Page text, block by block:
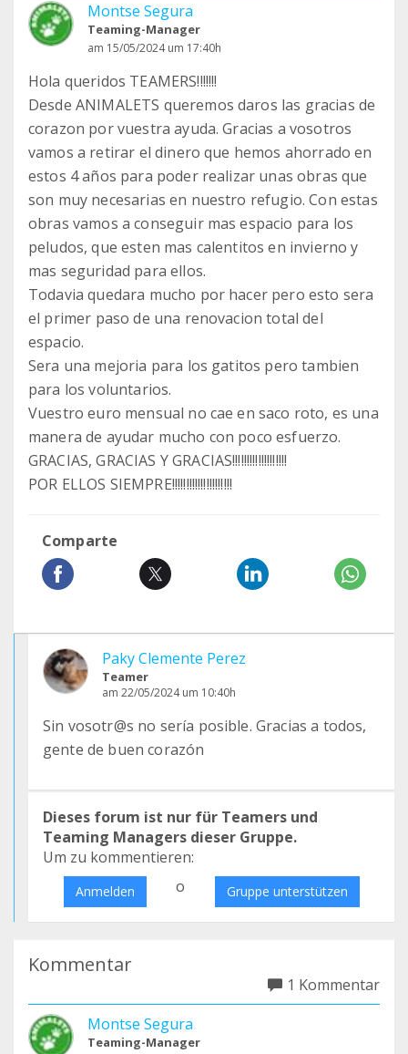
Montse Segura
Teaming-Manager
am 15/05/2024 um 17:40h
Hola queridos TEAMERS!!!!!!!
Desde ANIMALETS queremos daros las gracias de
corazon por vuestra ayuda. Gracias a vosotros
vamos a retirar el dinero que hemos ahorrado en
estos 4 años para poder realizar unas obras que
son muy necesarias en nuestro refugio. Con estas
obras vamos a conseguir mas espacio para los
peludos, que esten mas calentitos en invierno y
mas seguridad para ellos.
Todavia quedara mucho por hacer pero esto sera
el primer paso de una renovacion total del
espacio.
Sera una mejoria para los gatitos pero tambien
para los voluntarios.
Vuestro euro mensual no cae en saco roto, es una
manera de ayudar mucho con poco esfuerzo.
GRACIAS, GRACIAS Y GRACIAS!!!!!!!!!!!!!!!!!!!
POR ELLOS SIEMPRE!!!!!!!!!!!!!!!!!!!!!
Comparte
Paky Clemente Perez
Teamer
am 22/05/2024 um 10:40h
Sin vosotr@s no sería posible. Gracias a todos,
gente de buen corazón
Dieses forum ist nur für Teamers und
Teaming Managers dieser Gruppe.
Um zu kommentieren:
Anmelden o Gruppe unterstützen
Kommentar
1 Kommentar
Montse Segura
Teaming-Manager